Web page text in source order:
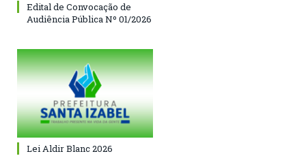
Edital de Convocação de
Audiência Pública Nº 01/2026
Lei Aldir Blanc 2026